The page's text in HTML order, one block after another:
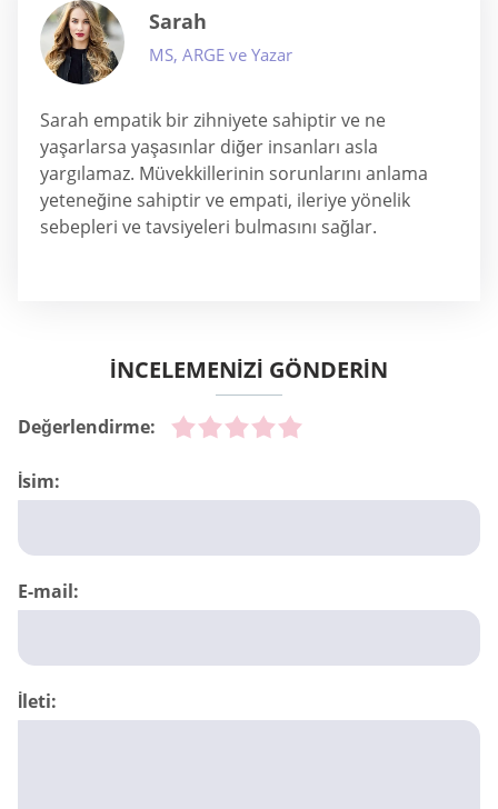
Sarah
MS, ARGE ve Yazar
Sarah empatik bir zihniyete sahiptir ve ne
yaşarlarsa yaşasınlar diğer insanları asla
yargılamaz. Müvekkillerinin sorunlarını anlama
yeteneğine sahiptir ve empati, ileriye yönelik
sebepleri ve tavsiyeleri bulmasını sağlar.
İNCELEMENİZİ GÖNDERİN
Değerlendirme:
İsim:
E-mail:
İleti: